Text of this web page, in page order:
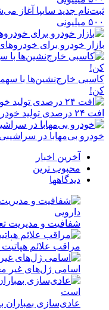
۵۰۰ میلیونی
بازار خودرو برای خودروهای ۵-۱۰ میلیاردی آماده
کن!
افت ۲۴ درصدی تولید خودرو در کشور
خودرو بی‌مهابا در
آخرین اخبار
محبوب ترین
دیدگاهها
شفافیت و مدیریت
مراقب علائم هپاتیت
اسامی ژل‌های
عادی‌سازی بمباران